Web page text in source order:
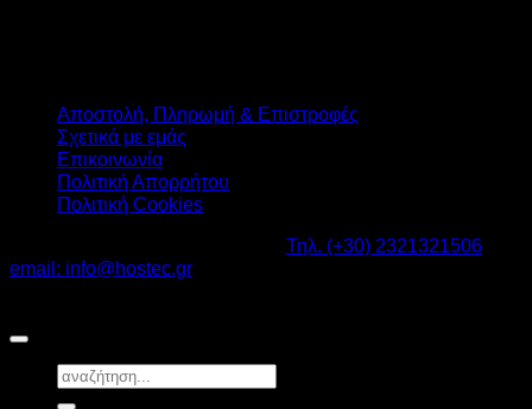
Αποστολή, Πληρωμή & Επιστροφές
Σχετικά με εμάς
Επικοινωνία
Πολιτική Απορρήτου
Πολιτική Cookies
Τηλ. (+30) 2321321506
email: info@hostec.gr
Αναζήτηση
για: